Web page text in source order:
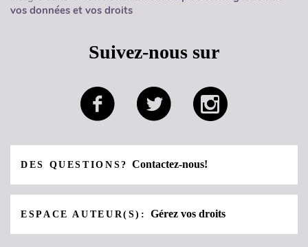
vos données et vos droits
Suivez-nous sur
DES QUESTIONS?Contactez-nous!
ESPACE AUTEUR(S):Gérez vos droits